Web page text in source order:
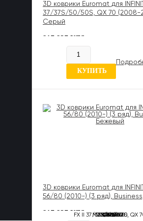
FX II 37/37S/50/50S, QX
G35
JX/QX 60
M35/37/Q 70
Q 30/QX30
Q 50
QX 50
QX 55
QX 56/80
3D коврики Euromat для
37/37S/50/50S, QX 70 (2008-
Серый
817 837 UZS
Нет в наличии
7 отзывов
КУПИТЬ
3D коврики Euromat для
56/80 (2010-) (3 ряд),
817 837 UZS